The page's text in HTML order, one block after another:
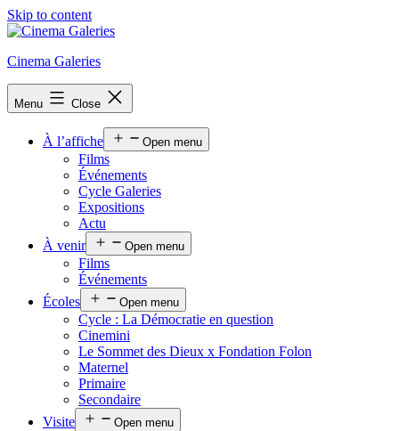
Skip to content
Cinema Galeries
Menu Close
À l’affiche Open menu
Films
Événements
Cycle Galeries
Expositions
Actu
À venir
Open menu
Films
Événements
Écoles
Open menu
Cycle : La Démocratie en question
Cinemini
Le Sommet des Dieux x Fondation Folon
Maternel
Primaire
Secondaire
Visite
Open menu